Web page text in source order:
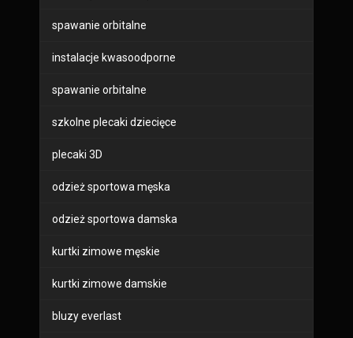
spawanie orbitalne
instalacje kwasoodporne
spawanie orbitalne
szkolne plecaki dziecięce
plecaki 3D
odzież sportowa męska
odzież sportowa damska
kurtki zimowe męskie
kurtki zimowe damskie
bluzy everlast